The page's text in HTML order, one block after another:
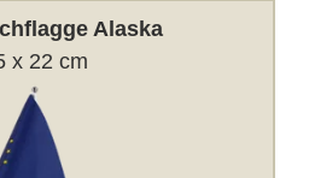
Alaska
x 22 cm